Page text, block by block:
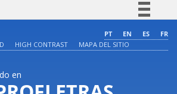
Comunica BR
PT EN ES
FR
HIGH CONTRAST MAPA DEL SITIO
en